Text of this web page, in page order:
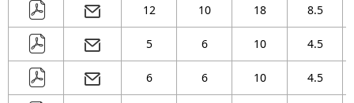
12 10 18 8.5
5 6 10 4.5
6 6 10 4.5